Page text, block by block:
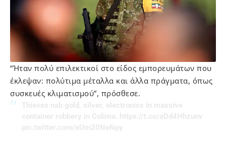
“Ήταν πολύ επιλεκτικοί στο είδος εμπορευμάτων που
έκλεψαν: πολύτιμα μέταλλα και άλλα πράγματα, όπως
συσκευές κλιματισμού”, πρόσθεσε.